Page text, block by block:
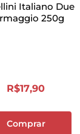
Italiano Due
250g
R$17,90
Comprar